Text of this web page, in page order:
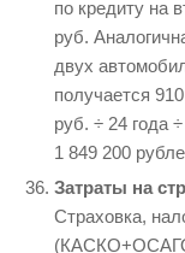
по кредиту на
руб.
двух
получается
руб. ÷ 24 года
1 849 200
Затраты на
Страховка,